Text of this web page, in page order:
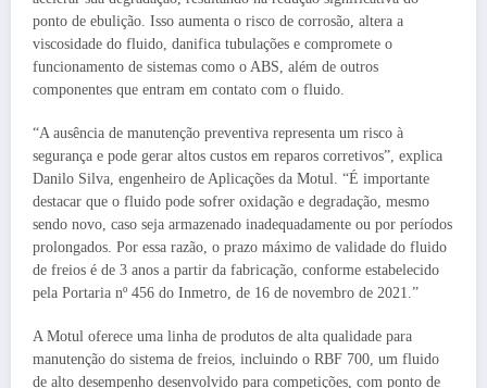
ponto de ebulição. Isso aumenta o risco de corrosão, altera a
viscosidade do fluido, danifica tubulações e compromete o
funcionamento de sistemas como o ABS, além de outros
componentes que entram em contato com o fluido.
“A ausência de manutenção preventiva representa um risco à
segurança e pode gerar altos custos em reparos corretivos”, explica
Danilo Silva, engenheiro de Aplicações da Motul. “É importante
destacar que o fluido pode sofrer oxidação e degradação, mesmo
sendo novo, caso seja armazenado inadequadamente ou por períodos
prolongados. Por essa razão, o prazo máximo de validade do fluido
de freios é de 3 anos a partir da fabricação, conforme estabelecido
pela Portaria nº 456 do Inmetro, de 16 de novembro de 2021.”
A Motul oferece uma linha de produtos de alta qualidade para
manutenção do sistema de freios, incluindo o RBF 700, um fluido
de alto desempenho desenvolvido para competições, com ponto de